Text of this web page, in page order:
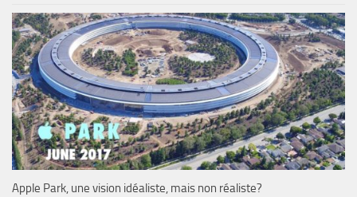
Apple Park, une vision idéaliste, mais non réaliste?